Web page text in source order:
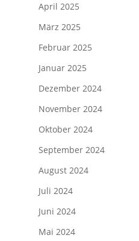
April 2025
März 2025
Februar 2025
Januar 2025
Dezember 2024
November 2024
Oktober 2024
September 2024
August 2024
Juli 2024
Juni 2024
Mai 2024